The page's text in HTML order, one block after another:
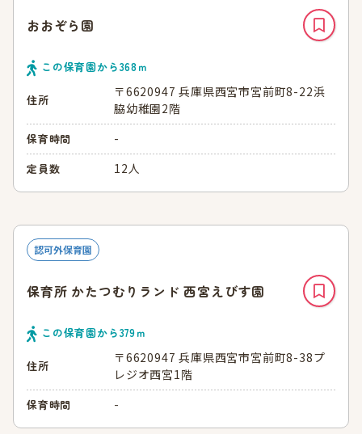
おおぞら園
この保育園から368ｍ
住所
〒6620947 兵庫県西宮市宮前町8-22浜
脇幼稚園2階
保育時間 -
定員数 12人
認可外保育園
保育所 かたつむりランド 西宮えびす園
この保育園から379ｍ
住所
〒6620947 兵庫県西宮市宮前町8-38プ
レジオ西宮1階
保育時間 -